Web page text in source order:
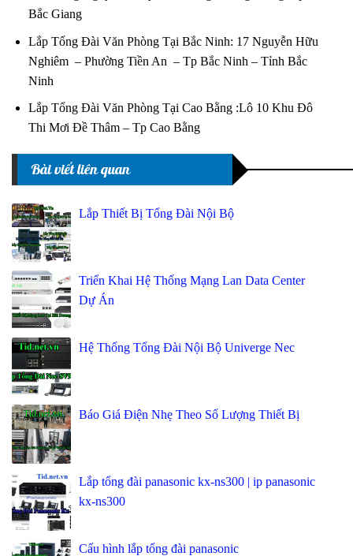
Bắc Giang
Lắp Tổng Đài Văn Phòng Tại Bắc Ninh: 17 Nguyễn Hữu
Nghiêm – Phường Tiền An – Tp Bắc Ninh – Tỉnh Bắc
Ninh
Lắp Tổng Đài Văn Phòng Tại Cao Bằng :Lô 10 Khu Đô
Thi Mơi Đề Thâm – Tp Cao Bằng
Bài viết liên quan
Lắp Thiết Bị Tổng Đài Nội Bộ
Triển Khai Hệ Thống Mạng Lan Data Center
Dự Án
Hệ Thống Tổng Đài Nội Bộ Univerge Nec
Báo Giá Điện Nhẹ Theo Số Lượng Thiết Bị
Lắp tổng đài panasonic kx-ns300 | ip panasonic
kx-ns300
Cấu hình lắp tổng đài panasonic